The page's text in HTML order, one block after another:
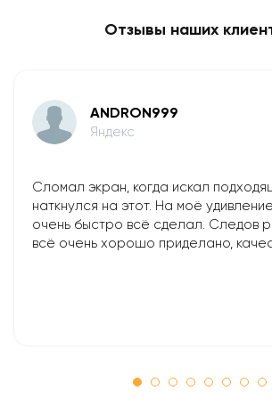
Отзывы наших
ANDRON999
Яндекс
Сломал экран, когда искал
наткнулся на этот. На моё
очень быстро всё сделал. Следов
всё очень хорошо приделано,